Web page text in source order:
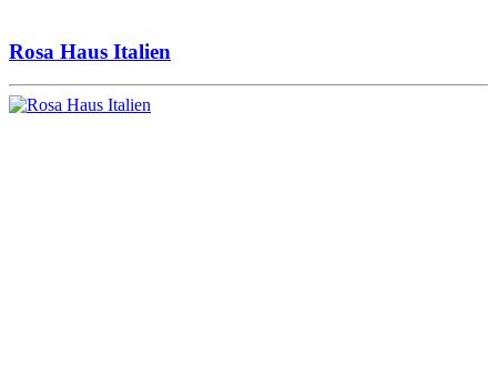
Rosa Haus Italien